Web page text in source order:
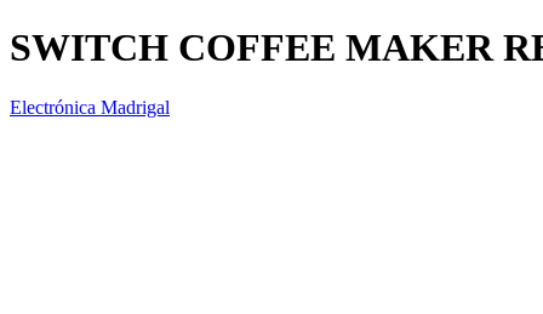
SWITCH COFFEE MAKER
Electrónica Madrigal